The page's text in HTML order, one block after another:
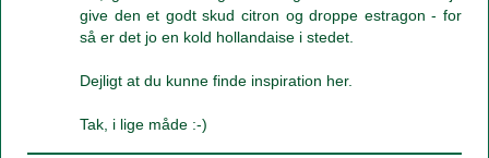
give den et godt skud citron og droppe estragon - for
så er det jo en kold hollandaise i stedet.
Dejligt at du kunne finde inspiration her.
Tak, i lige måde :-)